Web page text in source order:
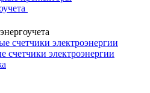
счетчики электроэнергии
счетчики электроэнергии